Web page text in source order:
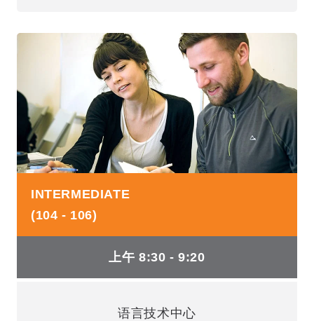
INTERMEDIATE
(104 - 106)
上午 8:30 - 9:20
语言技术中心